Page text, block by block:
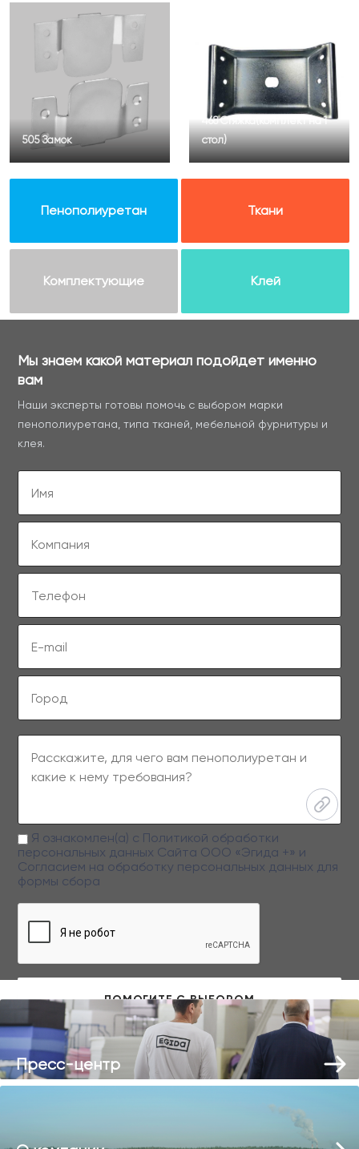
505 Замок
468 Стяжка(комплект на 1
стол)
Пенополиуретан Ткани
Комплектующие Клей
Мы знаем какой материал подойдет именно
вам
Наши эксперты готовы помочь с выбором марки
пенополиуретана, типа тканей, мебельной фурнитуры и
клея.
Заполняя данную форму вы даете свое согласие на обработку
персональных данных
Я ознакомлен(а) с Политикой обработки
персональных данных Сайта ООО «Эгида +» и
Согласием на обработку персональных данных для
формы сбора
Пресс-центр